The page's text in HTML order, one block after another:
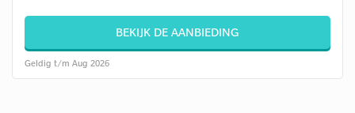
BEKIJK DE AANBIEDING
Geldig t/m Aug 2026